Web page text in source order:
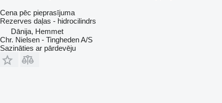
Cena pēc pieprasījuma
Rezerves daļas - hidrocilindrs
Dānija, Hemmet
Chr. Nielsen - Tingheden A/S
Sazināties ar pārdevēju